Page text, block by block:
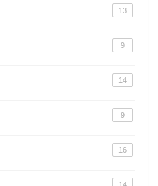
13
9
14
9
16